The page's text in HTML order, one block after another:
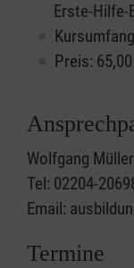
Erste-Hilfe-
Preis: 65,00
Wolfgang
Tel: 02204-
Email:
Termine